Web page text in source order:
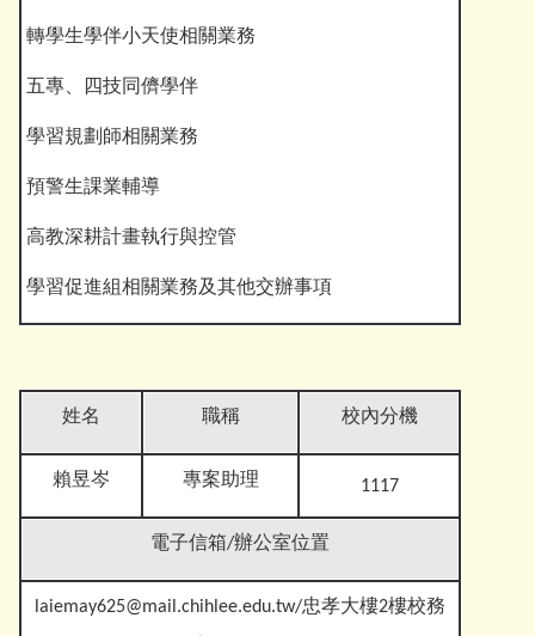
轉學生學伴小天使相關業務
五專、四技同儕學伴
學習規劃師相關業務
預警生課業輔導
高教深耕計畫執行與控管
學習促進組相關業務及其他交辦事項
姓名 職稱 校內分機
賴昱岑 專案助理 1117
電子信箱/辦公室位置
laiemay625@mail.chihlee.edu.tw/忠孝大樓2樓校務